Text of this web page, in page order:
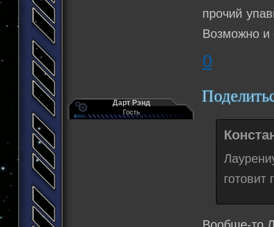
прочий
Возможно и
0
Дарт Рэнд
Гость
готовит